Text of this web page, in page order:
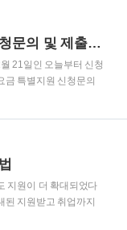
2023.12.31. 이전이며,
가 아닌 개인·법인사
만 원 이하인 개인·
일 기준 '22년 혹은'23
만 원 이..
소상공인 전기요금 신청문의 및 제출서류
21일인 오늘부터 신청
금 특별지원 신청문의
📂 소상공인 전기요금
지원이 더 확대되었다
된 지원받고 취업까지
청절차 및 신청방법 참